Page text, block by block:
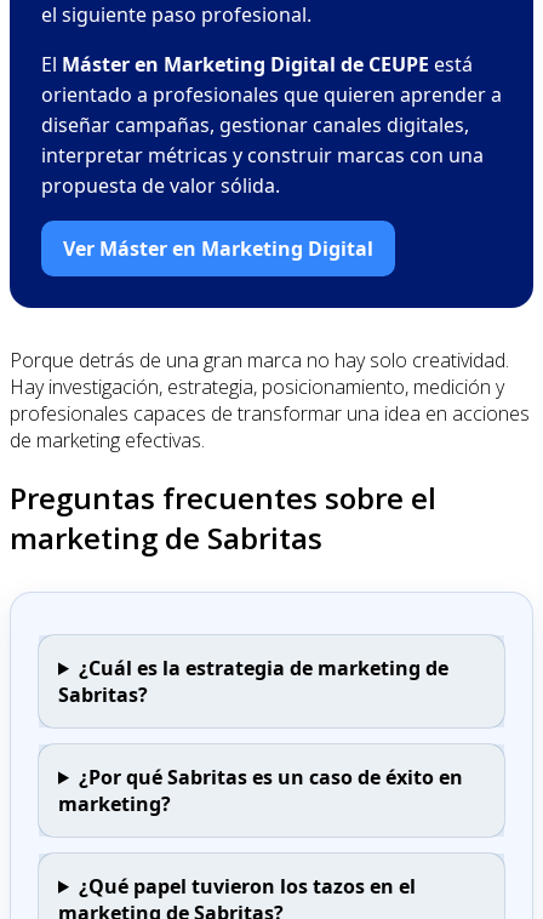
el siguiente paso profesional.
El Máster en Marketing Digital de CEUPE está
orientado a profesionales que quieren aprender a
diseñar campañas, gestionar canales digitales,
interpretar métricas y construir marcas con una
propuesta de valor sólida.
Ver Máster en Marketing Digital
Porque detrás de una gran marca no hay solo creatividad.
Hay investigación, estrategia, posicionamiento, medición y
profesionales capaces de transformar una idea en acciones
de marketing efectivas.
Preguntas frecuentes sobre el
marketing de Sabritas
¿Cuál es la estrategia de marketing de
Sabritas?
¿Por qué Sabritas es un caso de éxito en
marketing?
¿Qué papel tuvieron los tazos en el
marketing de Sabritas?